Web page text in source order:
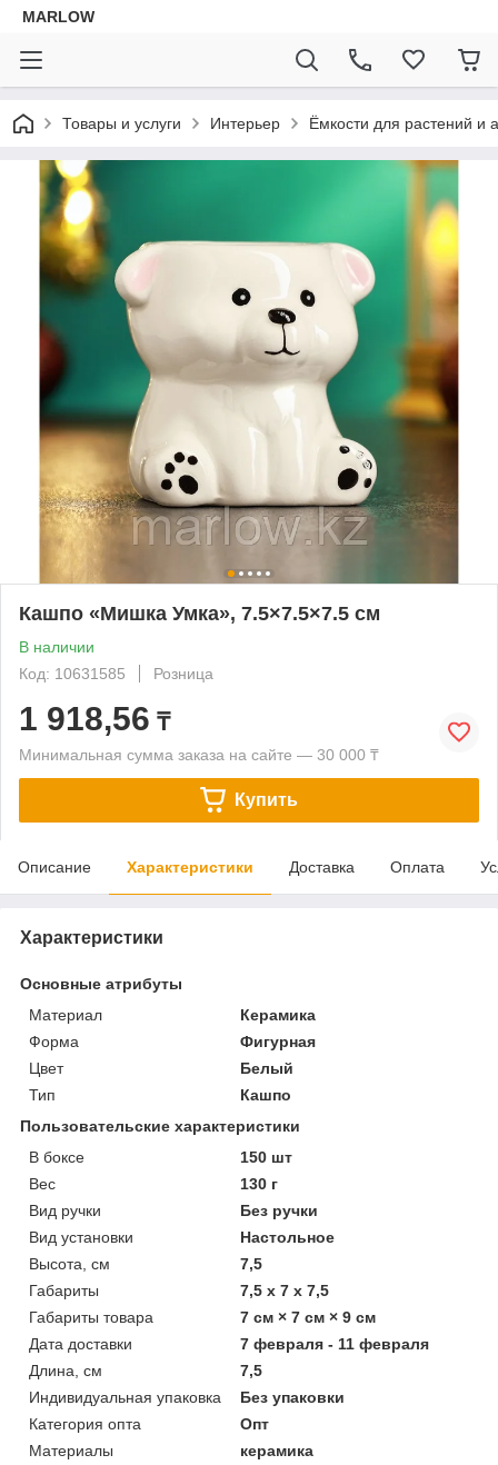
MARLOW
Товары и услуги Интерьер Ёмкости для растений и
Кашпо «Мишка Умка», 7.5×7.5×7.5 см
В наличии
Код: 10631585
Розница
1 918,56 ₸
Минимальная сумма заказа на сайте — 30 000 ₸
Купить
Описание Характеристики Доставка Оплата
Характеристики
Основные атрибуты
Материал
Керамика
Форма
Фигурная
Цвет
Белый
Тип
Кашпо
Пользовательские характеристики
В боксе
150 шт
Вес
130 г
Вид ручки
Без ручки
Вид установки
Настольное
Высота, см
7,5
Габариты
7,5 x 7 x 7,5
Габариты товара
7 см × 7 см × 9 см
Дата доставки
7 февраля - 11 февраля
Длина, см
7,5
Индивидуальная упаковка
Без упаковки
Категория опта
Опт
Материалы
керамика